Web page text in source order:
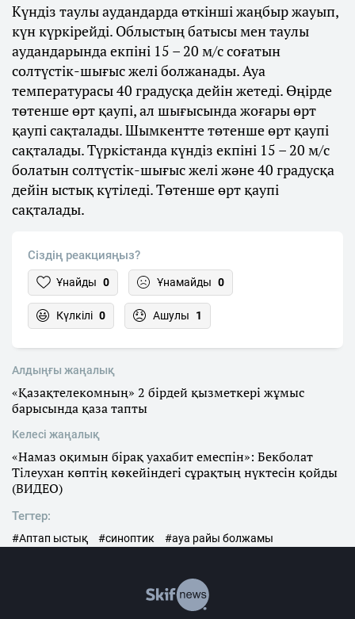
Күндіз таулы аудандарда өткінші жаңбыр жауып,
күн күркірейді. Облыстың батысы мен таулы
аудандарында екпіні 15 – 20 м/с соғатын
солтүстік-шығыс желі болжанады. Ауа
температурасы 40 градусқа дейін жетеді. Өңірде
төтенше өрт қаупі, ал шығысында жоғары өрт
қаупі сақталады. Шымкентте төтенше өрт қаупі
сақталады. Түркістанда күндіз екпіні 15 – 20 м/с
болатын солтүстік-шығыс желі және 40 градусқа
дейін ыстық күтіледі. Төтенше өрт қаупі
сақталады.
Сіздің реакцияңыз?
Ұнайды 0 Ұнамайды 0
Күлкілі 0 Ашулы 1
Алдыңғы жаңалық
«Қазақтелекомның» 2 бірдей қызметкері жұмыс
барысында қаза тапты
Келесі жаңалық
«Намаз оқимын бірақ уахабит емеспін»: Бекболат
Тілеухан көптің көкейіндегі сұрақтың нүктесін қойды
(ВИДЕО)
Тегтер:
#Аптап ыстық #синоптик #ауа райы болжамы